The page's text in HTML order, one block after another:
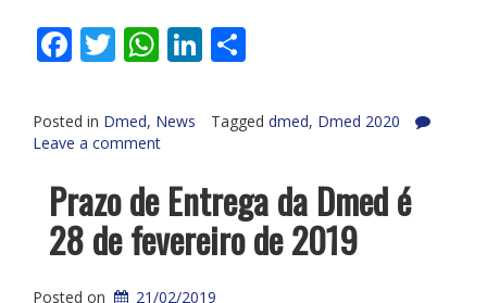
Facebook
Twitter
WhatsApp
LinkedIn
Posted in Dmed, News Tagged dmed, Dmed 2020
Leave a comment
Prazo de Entrega da Dmed é
28 de fevereiro de 2019
Posted on 21/02/2019